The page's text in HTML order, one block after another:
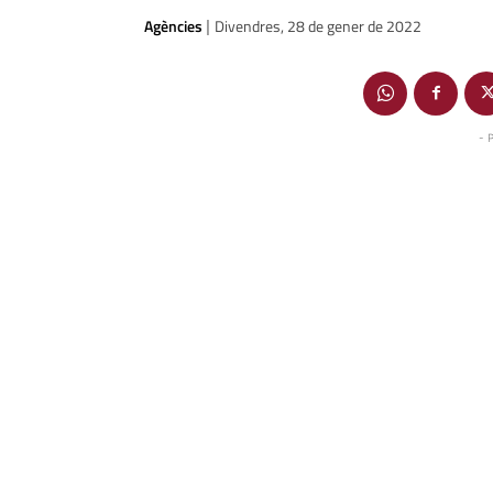
Agències | Divendres, 28 de gener de 2022
-